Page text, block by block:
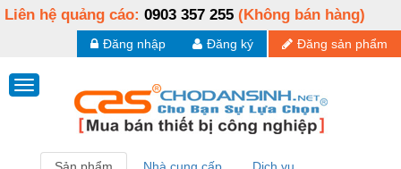
Liên hệ quảng cáo: 0903 357 255 (Không bán hàng)
Đăng sản phẩm
Đăng ký
Đăng nhập